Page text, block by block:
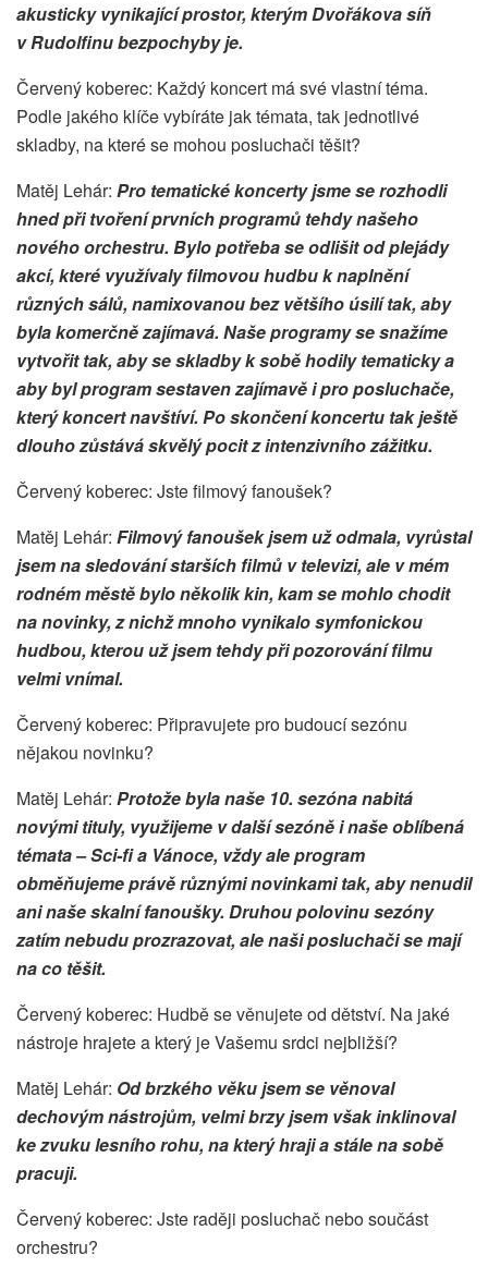
akusticky vynikající prostor, kterým Dvořákova síň
v Rudolfinu bezpochyby je.
Červený koberec: Každý koncert má své vlastní téma.
Podle jakého klíče vybíráte jak témata, tak jednotlivé
skladby, na které se mohou posluchači těšit?
Matěj Lehár: Pro tematické koncerty jsme se rozhodli
hned při tvoření prvních programů tehdy našeho
nového orchestru. Bylo potřeba se odlišit od plejády
akcí, které využívaly filmovou hudbu k naplnění
různých sálů, namixovanou bez většího úsilí tak, aby
byla komerčně zajímavá. Naše programy se snažíme
vytvořit tak, aby se skladby k sobě hodily tematicky a
aby byl program sestaven zajímavě i pro posluchače,
který koncert navštíví. Po skončení koncertu tak ještě
dlouho zůstává skvělý pocit z intenzivního zážitku.
Červený koberec: Jste filmový fanoušek?
Matěj Lehár: Filmový fanoušek jsem už odmala, vyrůstal
jsem na sledování starších filmů v televizi, ale v mém
rodném městě bylo několik kin, kam se mohlo chodit
na novinky, z nichž mnoho vynikalo symfonickou
hudbou, kterou už jsem tehdy při pozorování filmu
velmi vnímal.
Červený koberec: Připravujete pro budoucí sezónu
nějakou novinku?
Matěj Lehár: Protože byla naše 10. sezóna nabitá
novými tituly, využijeme v další sezóně i naše oblíbená
témata – Sci-fi a Vánoce, vždy ale program
obměňujeme právě různými novinkami tak, aby nenudil
ani naše skalní fanoušky. Druhou polovinu sezóny
zatím nebudu prozrazovat, ale naši posluchači se mají
na co těšit.
Červený koberec: Hudbě se věnujete od dětství. Na jaké
nástroje hrajete a který je Vašemu srdci nejbližší?
Matěj Lehár: Od brzkého věku jsem se věnoval
dechovým nástrojům, velmi brzy jsem však inklinoval
ke zvuku lesního rohu, na který hraji a stále na sobě
pracuji.
Červený koberec: Jste raději posluchač nebo součást
orchestru?